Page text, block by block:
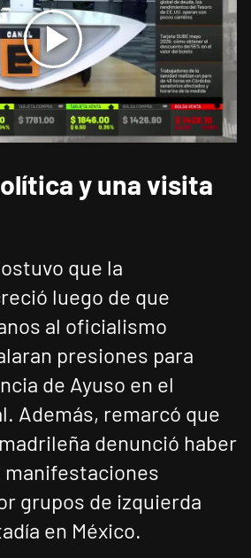
y una visita
que la
luego de que
al oficialismo
presiones para
de Ayuso en el
Además, remarcó que
denunció haber
manifestaciones
grupos de izquierda
en México.